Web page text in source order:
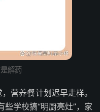
解药
营养餐计划迟早走样。
学校搞“明厨亮灶”，家